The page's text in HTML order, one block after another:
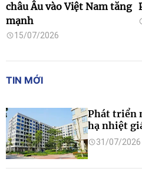
châu Âu vào Việt Nam tăng
mạnh
15/07/2026
TIN MỚI
Phát triển
hạ nhiệt
31/07/2026